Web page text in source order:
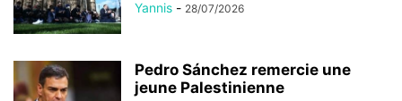
Yannis - 28/07/2026
Pedro Sánchez remercie une
jeune Palestinienne